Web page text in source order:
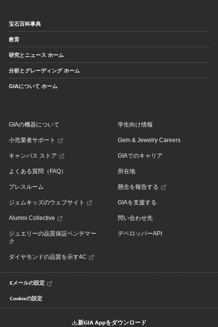
宝石百科事典
教育
研究とニュース ホーム
分析とグレーディング ホーム
GIAについて ホーム
GIAの機器について
小売業者サポート
キャンパス ストア
よくある質問（FAQ）
プレスルーム
ジェムキッズのウェブサイト
Alumni Collective
ジュエリーの品質保証ベンチマー
ク
ダイヤモンドの品質を示す4C
学生向け情報
Gem & Jewelry Careers
GIAでのキャリア
所在地
懸念を報告する
GIAを支援する
問い合わせ先
デベロッパーAPI
Eメールの設定
Cookieの設定
新GIA Appをダウンロード